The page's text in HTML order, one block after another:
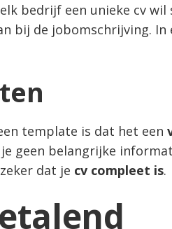
bedrijf een unieke cv wil
bij de jobomschrijving. In
template is dat het een
je geen belangrijke
dat je cv compleet is.